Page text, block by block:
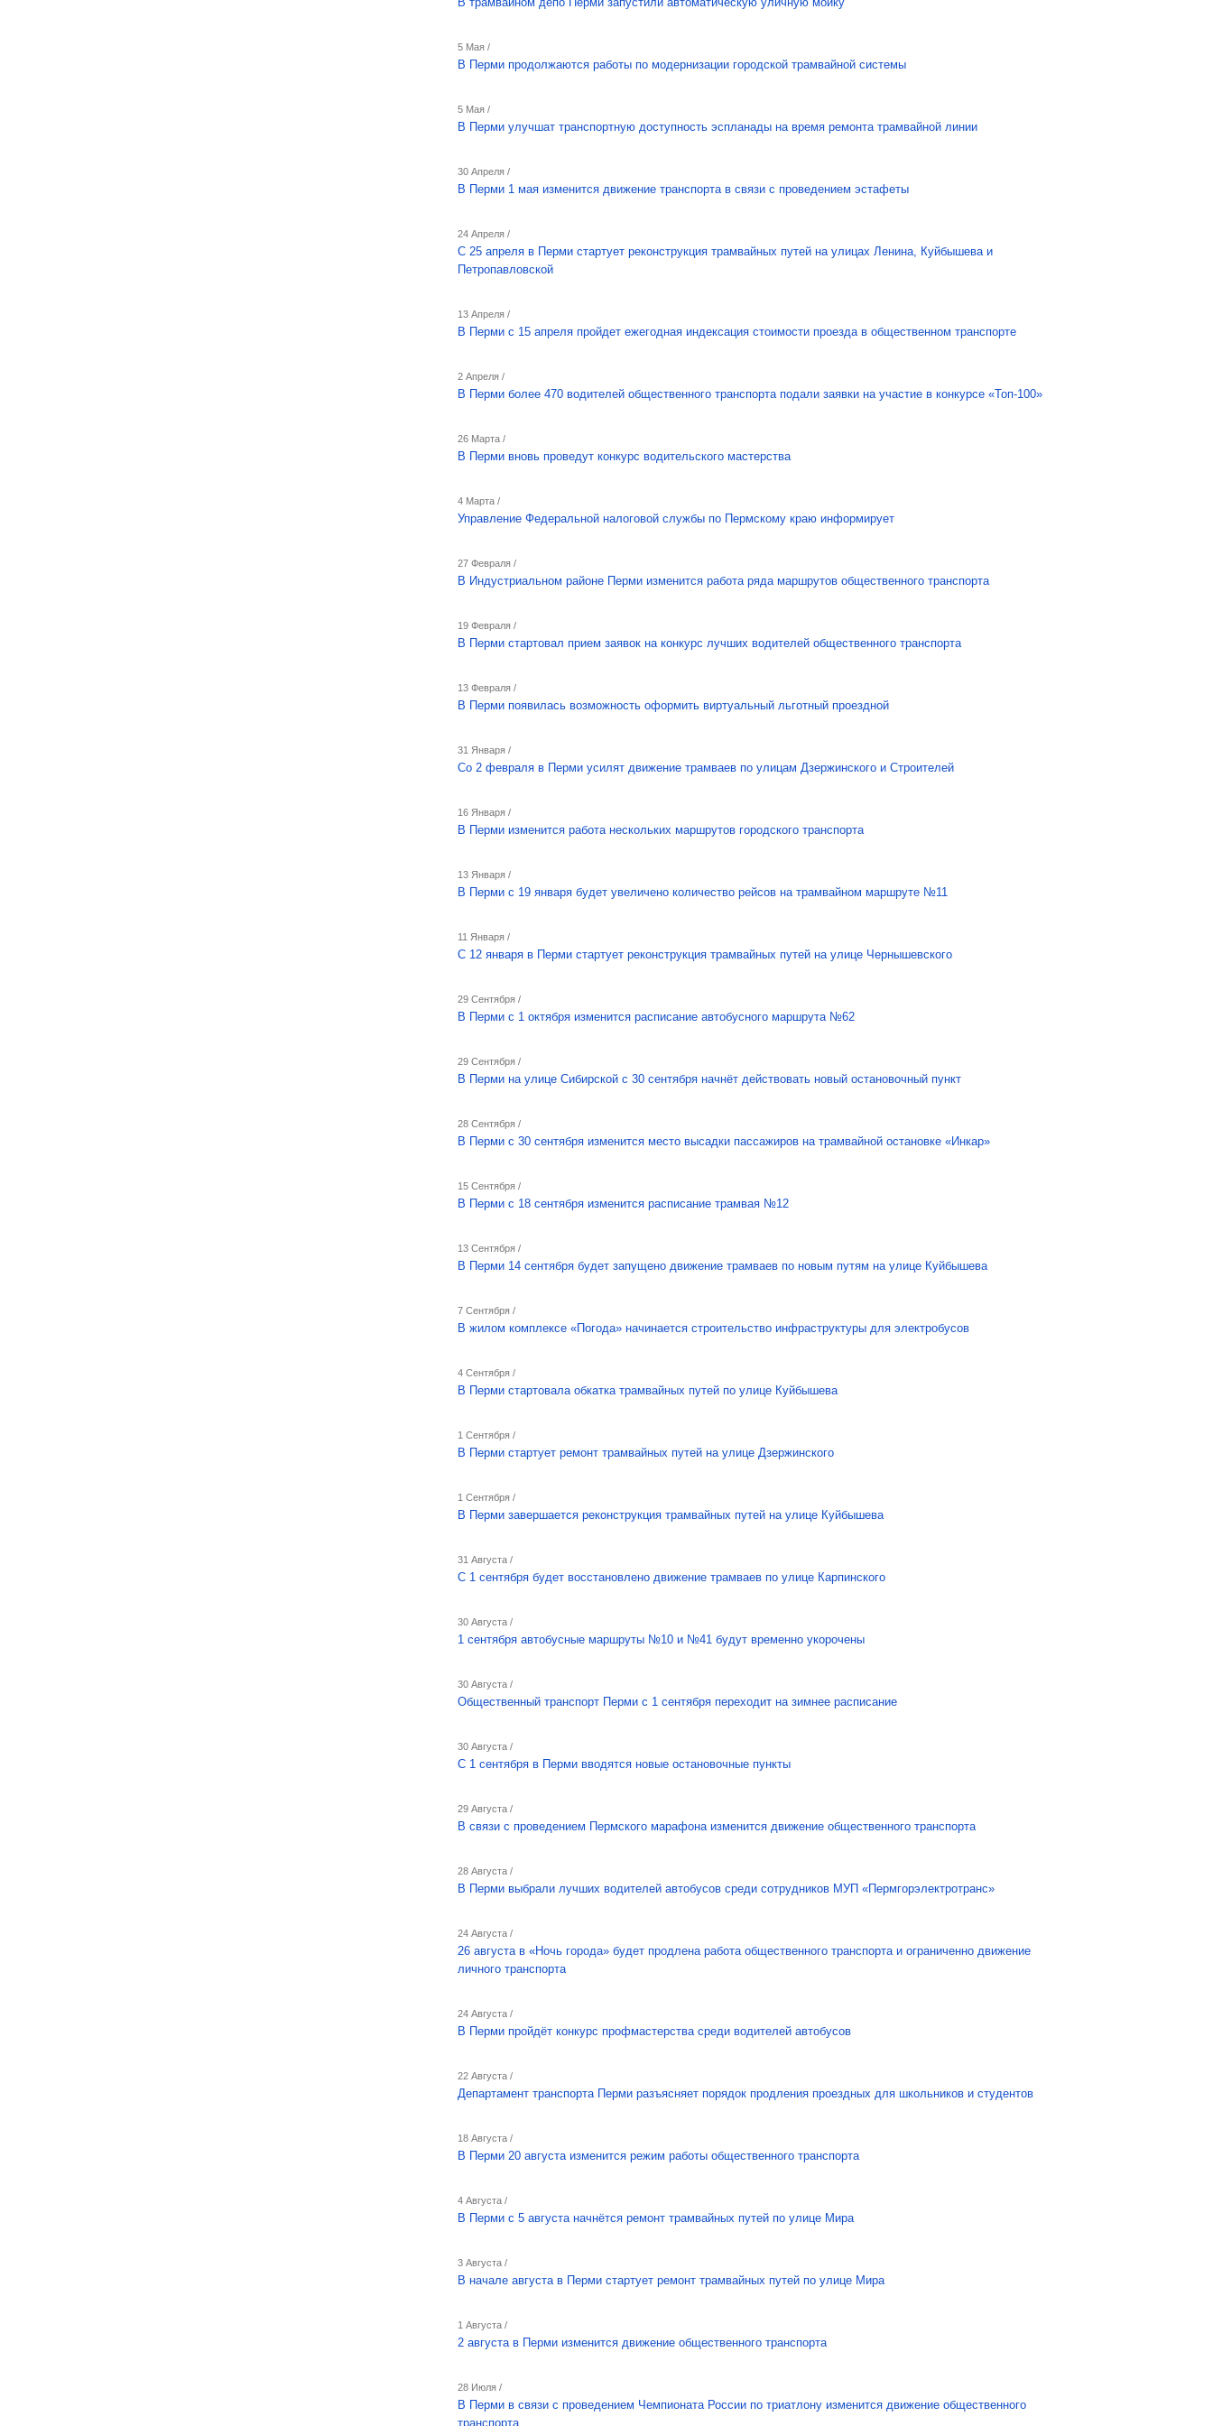
5 Мая /
В Перми продолжаются работы по модернизации городской трамвайной системы
5 Мая /
В Перми улучшат транспортную доступность эспланады на время ремонта трамвайной линии
30 Апреля /
В Перми 1 мая изменится движение транспорта в связи с проведением эстафеты
24 Апреля /
С 25 апреля в Перми стартует реконструкция трамвайных путей на улицах Ленина, Куйбышева и
Петропавловской
13 Апреля /
В Перми с 15 апреля пройдет ежегодная индексация стоимости проезда в общественном транспорте
2 Апреля /
В Перми более 470 водителей общественного транспорта подали заявки на участие в конкурсе «Топ-100»
26 Марта /
В Перми вновь проведут конкурс водительского мастерства
4 Марта /
Управление Федеральной налоговой службы по Пермскому краю информирует
27 Февраля /
В Индустриальном районе Перми изменится работа ряда маршрутов общественного транспорта
19 Февраля /
В Перми стартовал прием заявок на конкурс лучших водителей общественного транспорта
13 Февраля /
В Перми появилась возможность оформить виртуальный льготный проездной
31 Января /
Со 2 февраля в Перми усилят движение трамваев по улицам Дзержинского и Строителей
16 Января /
В Перми изменится работа нескольких маршрутов городского транспорта
13 Января /
В Перми с 19 января будет увеличено количество рейсов на трамвайном маршруте №11
11 Января /
С 12 января в Перми стартует реконструкция трамвайных путей на улице Чернышевского
29 Сентября /
В Перми с 1 октября изменится расписание автобусного маршрута №62
29 Сентября /
В Перми на улице Сибирской с 30 сентября начнёт действовать новый остановочный пункт
28 Сентября /
В Перми с 30 сентября изменится место высадки пассажиров на трамвайной остановке «Инкар»
15 Сентября /
В Перми с 18 сентября изменится расписание трамвая №12
13 Сентября /
В Перми 14 сентября будет запущено движение трамваев по новым путям на улице Куйбышева
7 Сентября /
В жилом комплексе «Погода» начинается строительство инфраструктуры для электробусов
4 Сентября /
В Перми стартовала обкатка трамвайных путей по улице Куйбышева
1 Сентября /
В Перми стартует ремонт трамвайных путей на улице Дзержинского
1 Сентября /
В Перми завершается реконструкция трамвайных путей на улице Куйбышева
31 Августа /
C 1 сентября будет восстановлено движение трамваев по улице Карпинского
30 Августа /
1 сентября автобусные маршруты №10 и №41 будут временно укорочены
30 Августа /
Общественный транспорт Перми с 1 сентября переходит на зимнее расписание
30 Августа /
С 1 сентября в Перми вводятся новые остановочные пункты
29 Августа /
В связи с проведением Пермского марафона изменится движение общественного транспорта
28 Августа /
В Перми выбрали лучших водителей автобусов среди сотрудников МУП «Пермгорэлектротранс»
24 Августа /
26 августа в «Ночь города» будет продлена работа общественного транспорта и ограниченно движение
личного транспорта
24 Августа /
В Перми пройдёт конкурс профмастерства среди водителей автобусов
22 Августа /
Департамент транспорта Перми разъясняет порядок продления проездных для школьников и студентов
18 Августа /
В Перми 20 августа изменится режим работы общественного транспорта
4 Августа /
В Перми с 5 августа начнётся ремонт трамвайных путей по улице Мира
3 Августа /
В начале августа в Перми стартует ремонт трамвайных путей по улице Мира
1 Августа /
2 августа в Перми изменится движение общественного транспорта
28 Июля /
В Перми в связи с проведением Чемпионата России по триатлону изменится движение общественного
транспорта